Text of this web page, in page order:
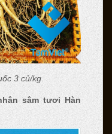
3 củ/kg
sâm tươi Hàn